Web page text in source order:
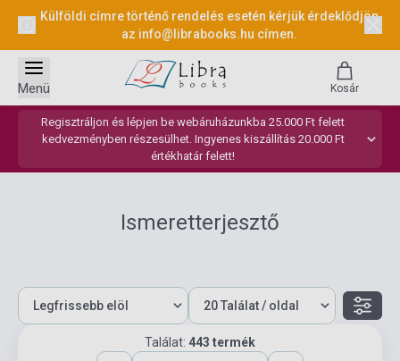
Külföldi címre történő rendelés esetén kérjük érdeklődjön
az info@librabooks.hu címen.
Regisztráljon és lépjen be webáruházunkba 25.000 Ft felett
kedvezményben részesülhet. Ingyenes kiszállítás 20.000 Ft
értékhatár felett!
Menü Kosár
Ismeretterjesztő
Találat: 443 termék